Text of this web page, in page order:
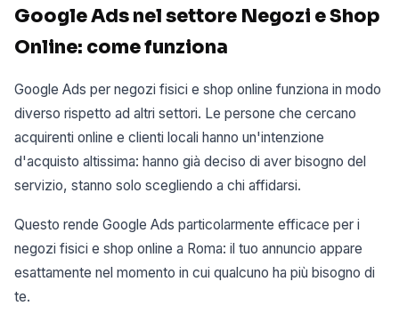
Google Ads nel settore Negozi e Shop
Online: come funziona
Google Ads per negozi fisici e shop online funziona in modo
diverso rispetto ad altri settori. Le persone che cercano
acquirenti online e clienti locali hanno un'intenzione
d'acquisto altissima: hanno già deciso di aver bisogno del
servizio, stanno solo scegliendo a chi affidarsi.
Questo rende Google Ads particolarmente efficace per i
negozi fisici e shop online a Roma: il tuo annuncio appare
esattamente nel momento in cui qualcuno ha più bisogno di
te.